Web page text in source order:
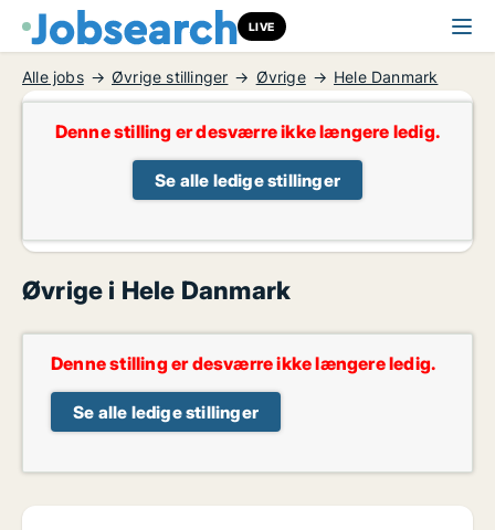
LIVE
Alle jobs Øvrige stillinger Øvrige Hele Danmark
Denne stilling er desværre ikke længere ledig.
Se alle ledige stillinger
Øvrige i Hele Danmark
Denne stilling er desværre ikke længere ledig.
Se alle ledige stillinger